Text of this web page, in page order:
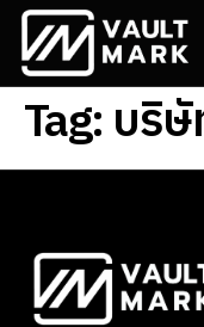
Tag:บริษั